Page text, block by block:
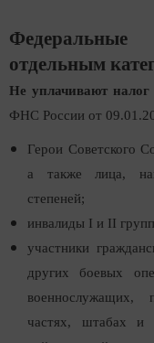
Федеральные
отдельным
Не уплачивают налог
ФНС России от
Герои Советского
а также лица,
степеней;
инвалиды I и II
участники
других боевых
военнослужащих,
частях, штабах и